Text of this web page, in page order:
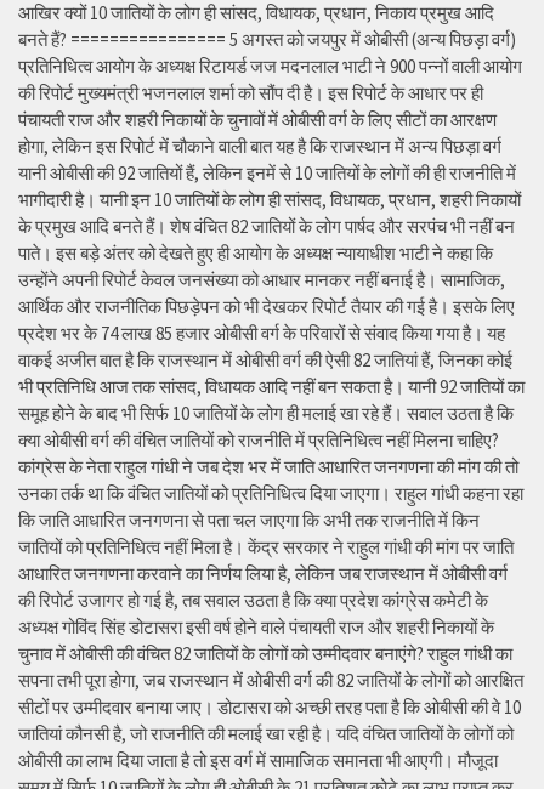
आखिर क्यों 10 जातियों के लोग ही सांसद, विधायक, प्रधान, निकाय प्रमुख आदि
बनते हैं? ================ 5 अगस्त को जयपुर में ओबीसी (अन्य पिछड़ा वर्ग)
प्रतिनिधित्व आयोग के अध्यक्ष रिटायर्ड जज मदनलाल भाटी ने 900 पन्नों वाली आयोग
की रिपोर्ट मुख्यमंत्री भजनलाल शर्मा को सौंप दी है। इस रिपोर्ट के आधार पर ही
पंचायती राज और शहरी निकायों के चुनावों में ओबीसी वर्ग के लिए सीटों का आरक्षण
होगा, लेकिन इस रिपोर्ट में चौकाने वाली बात यह है कि राजस्थान में अन्य पिछड़ा वर्ग
यानी ओबीसी की 92 जातियों हैं, लेकिन इनमें से 10 जातियों के लोगों की ही राजनीति में
भागीदारी है। यानी इन 10 जातियों के लोग ही सांसद, विधायक, प्रधान, शहरी निकायों
के प्रमुख आदि बनते हैं। शेष वंचित 82 जातियों के लोग पार्षद और सरपंच भी नहीं बन
पाते। इस बड़े अंतर को देखते हुए ही आयोग के अध्यक्ष न्यायाधीश भाटी ने कहा कि
उन्होंने अपनी रिपोर्ट केवल जनसंख्या को आधार मानकर नहीं बनाई है। सामाजिक,
आर्थिक और राजनीतिक पिछड़ेपन को भी देखकर रिपोर्ट तैयार की गई है। इसके लिए
प्रदेश भर के 74 लाख 85 हजार ओबीसी वर्ग के परिवारों से संवाद किया गया है। यह
वाकई अजीत बात है कि राजस्थान में ओबीसी वर्ग की ऐसी 82 जातियां हैं, जिनका कोई
भी प्रतिनिधि आज तक सांसद, विधायक आदि नहीं बन सकता है। यानी 92 जातियों का
समूह होने के बाद भी सिर्फ 10 जातियों के लोग ही मलाई खा रहे हैं। सवाल उठता है कि
क्या ओबीसी वर्ग की वंचित जातियों को राजनीति में प्रतिनिधित्व नहीं मिलना चाहिए?
कांग्रेस के नेता राहुल गांधी ने जब देश भर में जाति आधारित जनगणना की मांग की तो
उनका तर्क था कि वंचित जातियों को प्रतिनिधित्व दिया जाएगा। राहुल गांधी कहना रहा
कि जाति आधारित जनगणना से पता चल जाएगा कि अभी तक राजनीति में किन
जातियों को प्रतिनिधित्व नहीं मिला है। केंद्र सरकार ने राहुल गांधी की मांग पर जाति
आधारित जनगणना करवाने का निर्णय लिया है, लेकिन जब राजस्थान में ओबीसी वर्ग
की रिपोर्ट उजागर हो गई है, तब सवाल उठता है कि क्या प्रदेश कांग्रेस कमेटी के
अध्यक्ष गोविंद सिंह डोटासरा इसी वर्ष होने वाले पंचायती राज और शहरी निकायों के
चुनाव में ओबीसी की वंचित 82 जातियों के लोगों को उम्मीदवार बनाएंगे? राहुल गांधी का
सपना तभी पूरा होगा, जब राजस्थान में ओबीसी वर्ग की 82 जातियों के लोगों को आरक्षित
सीटों पर उम्मीदवार बनाया जाए। डोटासरा को अच्छी तरह पता है कि ओबीसी की वे 10
जातियां कौनसी है, जो राजनीति की मलाई खा रही है। यदि वंचित जातियों के लोगों को
ओबीसी का लाभ दिया जाता है तो इस वर्ग में सामाजिक समानता भी आएगी। मौजूदा